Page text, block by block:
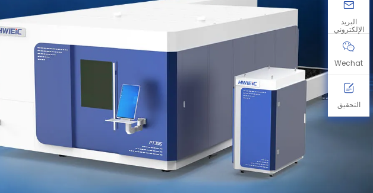
البريد
الإلكتروني
Wechat
التحقيق